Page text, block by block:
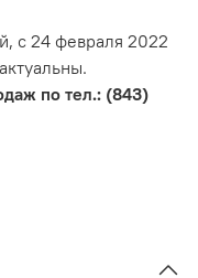
с 24 февраля 2022
по тел.: (843)